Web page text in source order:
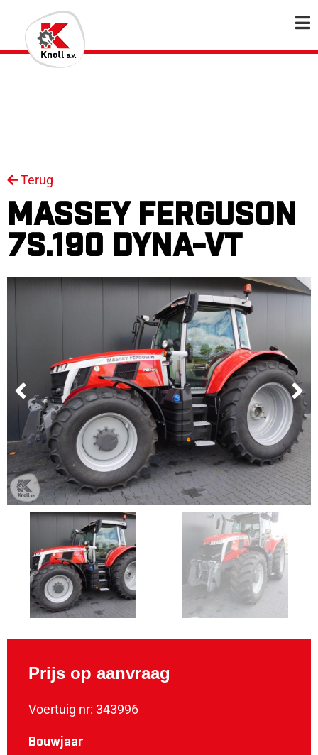
Terug
MASSEY FERGUSON
7S.190 DYNA-VT
Prijs op aanvraag
Voertuig nr: 343996
Bouwjaar